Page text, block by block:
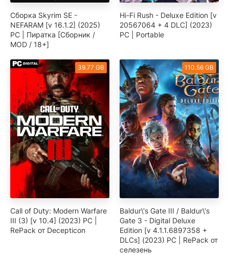
Сборка Skyrim SE -
NEFARAM [v 16.1.2] (2025)
PC | Пиратка [Сборник /
MOD / 18+]
Hi-Fi Rush - Deluxe Edition [v
20567064 + 4 DLC] (2023)
PC | Portable
39.77 GB
Call of Duty: Modern Warfare
III (3) [v 10.4] (2023) PC |
RePack от Decepticon
110.56 GB
Baldur\'s Gate III / Baldur\'s
Gate 3 - Digital Deluxe
Edition [v 4.1.1.6897358 +
DLCs] (2023) PC | RePack от
селезень